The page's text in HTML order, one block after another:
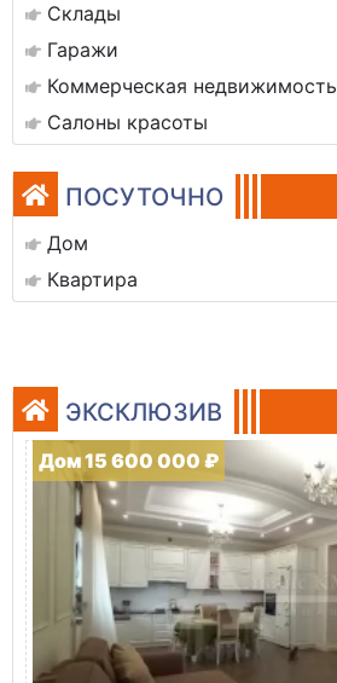
Склады
Гаражи
Коммерческая недвижимость
Салоны красоты
ПОСУТОЧНО
Дом
Квартира
ЭКСКЛЮЗИВ
Дом 15 600 000 ₽